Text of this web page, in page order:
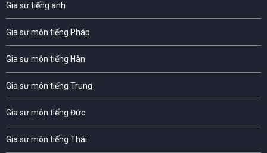
Gia sư tiếng anh
Gia sư môn tiếng Pháp
Gia sư môn tiếng Hàn
Gia sư môn tiếng Trung
Gia sư môn tiếng Đức
Gia sư môn tiếng Thái